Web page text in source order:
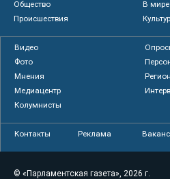
Общество
В мире
Происшествия
Видео
Фото
Мнения
Медиацентр
Колумнисты
Контакты Реклама
© «Парламентская газета», 2026 г.